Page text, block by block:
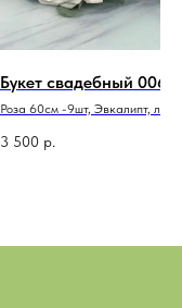
Букет свадебный 006
Роза 60см -9шт, Эвкалипт,
3 500 р.